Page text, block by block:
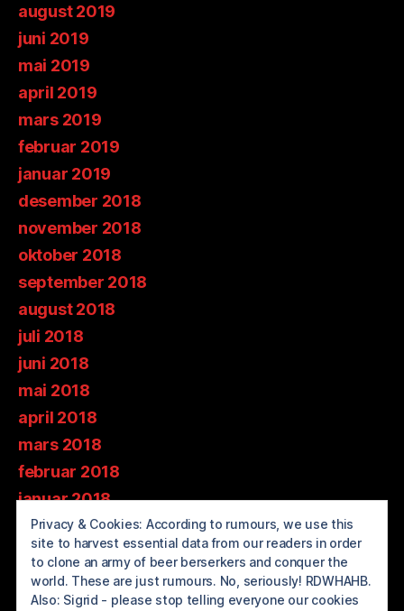
august 2019
juni 2019
mai 2019
april 2019
mars 2019
februar 2019
januar 2019
desember 2018
november 2018
oktober 2018
september 2018
august 2018
juli 2018
juni 2018
mai 2018
april 2018
mars 2018
februar 2018
januar 2018
desember 2017
november 2017
oktober 2017
september 2017
Privacy & Cookies: According to rumours, we use this
site to harvest essential data from our readers in order
to clone an army of beer berserkers and conquer the
world. These are just rumours. No, seriously! RDWHAHB.
Also: Sigrid - please stop telling everyone our cookies